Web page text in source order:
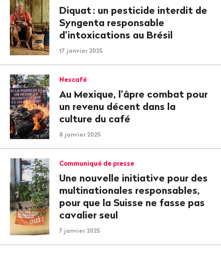
Diquat: un pesticide interdit de
Syngenta responsable
d’intoxications au Brésil
17 janvier 2025
Nescafé
Au Mexique, l’âpre combat pour
un revenu décent dans la
culture du café
8 janvier 2025
Communiqué de presse
Une nouvelle initiative pour des
multinationales responsables,
pour que la Suisse ne fasse pas
cavalier seul
7 janvier 2025